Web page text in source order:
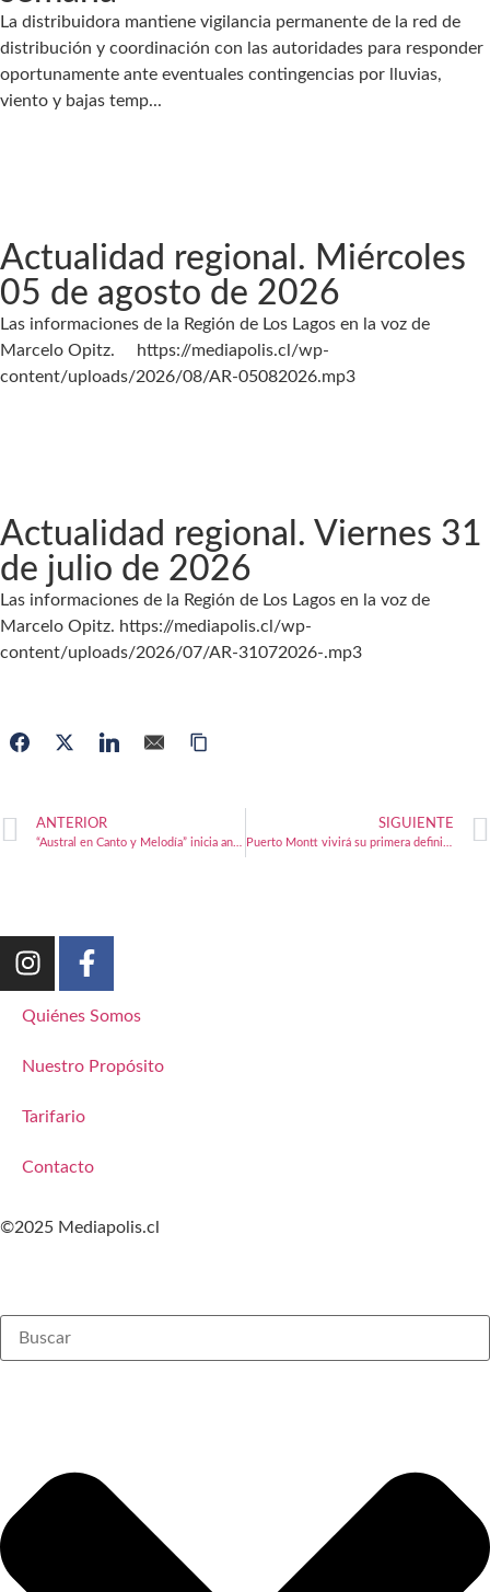
La distribuidora mantiene vigilancia permanente de la red de
distribución y coordinación con las autoridades para responder
oportunamente ante eventuales contingencias por lluvias,
viento y bajas temp...
Actualidad regional. Miércoles
05 de agosto de 2026
Las informaciones de la Región de Los Lagos en la voz de
Marcelo Opitz. https://mediapolis.cl/wp-
content/uploads/2026/08/AR-05082026.mp3
Actualidad regional. Viernes 31
de julio de 2026
Las informaciones de la Región de Los Lagos en la voz de
Marcelo Opitz. https://mediapolis.cl/wp-
content/uploads/2026/07/AR-31072026-.mp3
ANTERIOR SIGUIENTE
Quiénes Somos
Nuestro Propósito
Tarifario
Contacto
©2025 Mediapolis.cl